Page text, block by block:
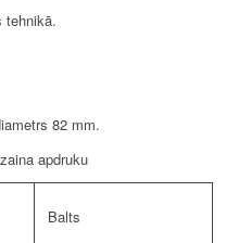
tehnikā.
82 mm.
apdruku
Balts